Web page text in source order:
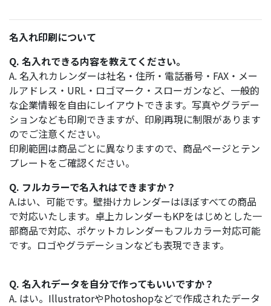
名入れ印刷について
Q. 名入れできる内容を教えてください。
A. 名入れカレンダーは社名・住所・電話番号・FAX・メー
ルアドレス・URL・ロゴマーク・スローガンなど、一般的
な企業情報を自由にレイアウトできます。写真やグラデー
ションなども印刷できますが、印刷再現に制限があります
のでご注意ください。
印刷範囲は商品ごとに異なりますので、商品ページとテン
プレートをご確認ください。
Q. フルカラーで名入れはできますか？
A.はい、可能です。壁掛けカレンダーはほぼすべての商品
で対応いたします。卓上カレンダーもKPをはじめとした一
部商品で対応、ポケットカレンダーもフルカラー対応可能
です。ロゴやグラデーションなども表現できます。
Q. 名入れデータを自分で作ってもいいですか？
A. はい。IllustratorやPhotoshopなどで作成されたデータ